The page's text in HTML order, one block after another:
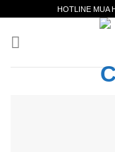
HOTLINE MUA